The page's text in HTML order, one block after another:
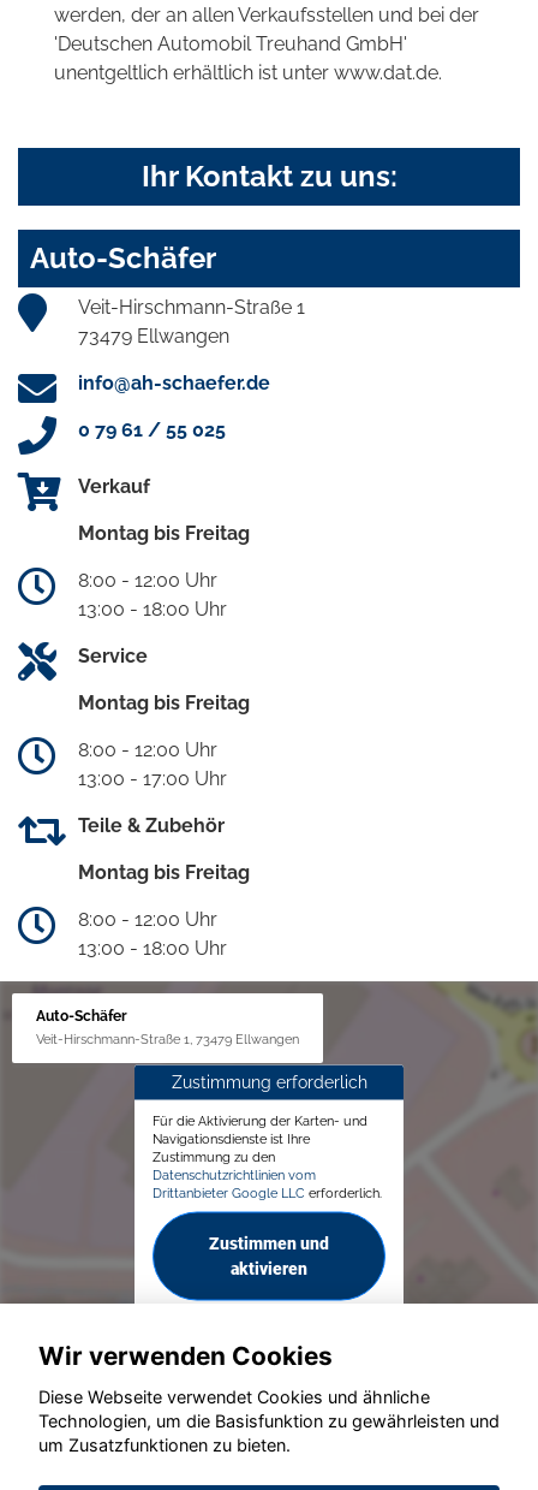
werden, der an allen Verkaufsstellen und bei der
'Deutschen Automobil Treuhand GmbH'
unentgeltlich erhältlich ist unter www.dat.de.
Ihr Kontakt zu uns:
Auto-Schäfer
Veit-Hirschmann-Straße 1
73479 Ellwangen
info@ah-schaefer.de
0 79 61 / 55 025
Verkauf
Montag bis Freitag
8:00 - 12:00 Uhr
13:00 - 18:00 Uhr
Service
Montag bis Freitag
8:00 - 12:00 Uhr
13:00 - 17:00 Uhr
Teile & Zubehör
Montag bis Freitag
8:00 - 12:00 Uhr
13:00 - 18:00 Uhr
Auto-Schäfer
Veit-Hirschmann-Straße 1, 73479 Ellwangen
Zustimmung erforderlich
Für die Aktivierung der Karten- und
Navigationsdienste ist Ihre
Zustimmung zu den
Datenschutzrichtlinien vom
Drittanbieter Google LLC erforderlich.
Zustimmen und
aktivieren
© konjunkturmotor.de GmbH 2020 - 2026
Wir verwenden Cookies
Diese Webseite verwendet Cookies und ähnliche
Technologien, um die Basisfunktion zu gewährleisten und
um Zusatzfunktionen zu bieten.